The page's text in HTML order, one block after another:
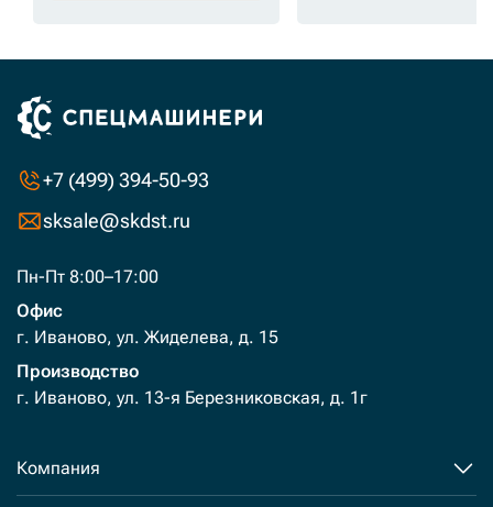
+7 (499) 394-50-93
sksale@skdst.ru
Пн-Пт 8:00–17:00
Офис
г. Иваново, ул. Жиделева, д. 15
Производство
г. Иваново, ул. 13-я Березниковская, д. 1г
Компания